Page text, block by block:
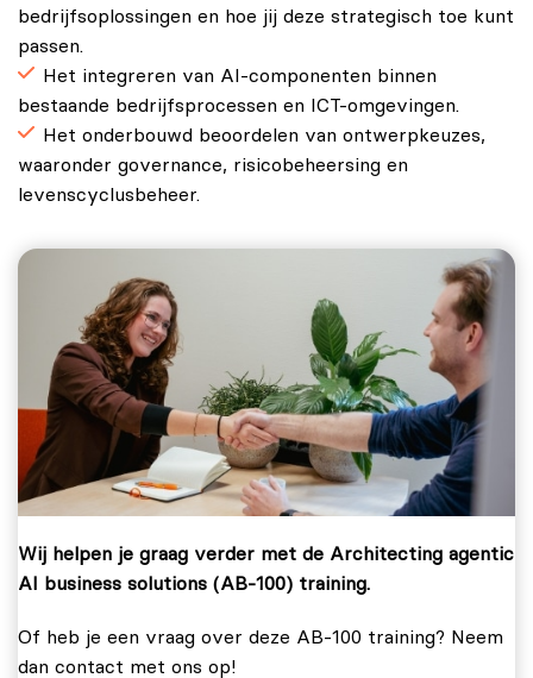
bedrijfsoplossingen en hoe jij deze strategisch toe kunt
passen.
Het integreren van AI-componenten binnen
bestaande bedrijfsprocessen en ICT-omgevingen.
Het onderbouwd beoordelen van ontwerpkeuzes,
waaronder governance, risicobeheersing en
levenscyclusbeheer.
Wij helpen je graag verder met de Architecting agentic
AI business solutions (AB-100) training.
Of heb je een vraag over deze AB-100 training? Neem
dan contact met ons op!